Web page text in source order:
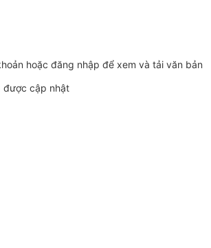
hoặc đăng nhập để xem và tải văn bản
được cập nhật